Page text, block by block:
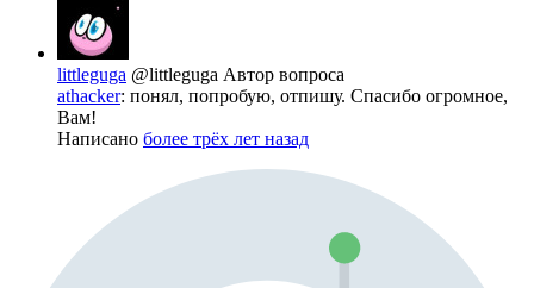
littleguga @littleguga Автор вопроса
athacker: понял, попробую, отпишу. Спасибо огромное,
Вам!
Написано более трёх лет назад